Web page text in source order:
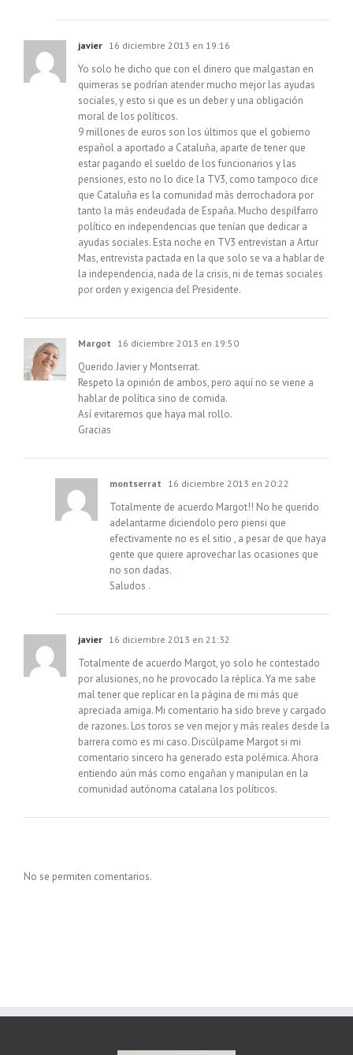
javier 16 diciembre 2013 en 19:16
Yo solo he dicho que con el dinero que malgastan en
quimeras se podrían atender mucho mejor las ayudas
sociales, y esto si que es un deber y una obligación
moral de los políticos.
9 millones de euros son los últimos que el gobierno
español a aportado a Cataluña, aparte de tener que
estar pagando el sueldo de los funcionarios y las
pensiones, esto no lo dice la TV3, como tampoco dice
que Cataluña es la comunidad más derrochadora por
tanto la más endeudada de España. Mucho despilfarro
político en independencias que tenían que dedicar a
ayudas sociales. Esta noche en TV3 entrevistan a Artur
Mas, entrevista pactada en la que solo se va a hablar de
la independencia, nada de la crisis, ni de temas sociales
por orden y exigencia del Presidente.
Margot 16 diciembre 2013 en 19:50
Querido Javier y Montserrat.
Respeto la opinión de ambos, pero aquí no se viene a
hablar de política sino de comida.
Así evitaremos que haya mal rollo.
Gracias
montserrat 16 diciembre 2013 en 20:22
Totalmente de acuerdo Margot!! No he querido
adelantarme diciendolo pero piensi que
efectivamente no es el sitio , a pesar de que haya
gente que quiere aprovechar las ocasiones que
no son dadas.
Saludos .
javier 16 diciembre 2013 en 21:32
Totalmente de acuerdo Margot, yo solo he contestado
por alusiones, no he provocado la réplica. Ya me sabe
mal tener que replicar en la página de mi más que
apreciada amiga. Mi comentario ha sido breve y cargado
de razones. Los toros se ven mejor y más reales desde la
barrera como es mi caso. Discúlpame Margot si mi
comentario sincero ha generado esta polémica. Ahora
entiendo aún más como engañan y manipulan en la
comunidad autónoma catalana los políticos.
No se permiten comentarios.